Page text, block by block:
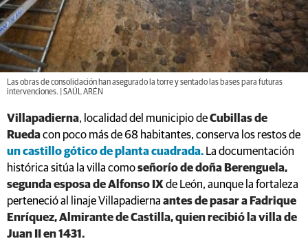
Las obras de consolidación han asegurado la torre y sentado las bases para futuras
intervenciones. | SAÚL ARÉN
Villapadierna, localidad del municipio deCubillas de
Ruedacon poco más de 68 habitantes, conserva los restos de
un castillo gótico de planta cuadrada. La documentación
histórica sitúa la villa comoseñorío de doña Berenguela,
segunda esposa de Alfonso IXde León, aunque la fortaleza
perteneció al linaje Villapadierna antes de pasar a Fadrique
Enríquez, Almirante de Castilla, quien recibió la villa de
Juan II en 1431.